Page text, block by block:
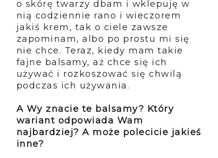
o skórę twarzy dbam i wklepuję w
nią codziennie rano i wieczorem
jakiś krem, tak o ciele zawsze
zapominam, albo po prostu mi się
nie chce. Teraz, kiedy mam takie
fajne balsamy, aż chce się ich
używać i rozkoszować się chwilą
podczas ich używania.
A Wy znacie te balsamy? Który
wariant odpowiada Wam
najbardziej? A może polecicie jakieś
inne?